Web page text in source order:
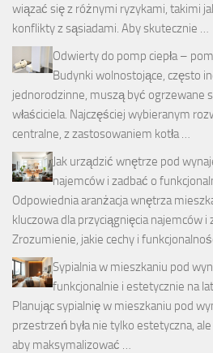
wiązać się z różnymi ryzykami, takimi
konflikty z sąsiadami. Aby skutecznie …
Odwierty do pomp ciepła –
Budynki wolnostojące, często
jednorodzinne, muszą być ogrzewane
właściciela. Najczęściej wybieranym
centralne, z zastosowaniem kotła …
Jak urządzić wnętrze pod
najemców i zadbać o
Odpowiednia aranżacja wnętrza
kluczowa dla przyciągnięcia najemców
Zrozumienie, jakie cechy i
Sypialnia w mieszkaniu pod
funkcjonalnie i estetycznie na
Planując sypialnię w mieszkaniu pod
przestrzeń była nie tylko estetyczna,
aby maksymalizować …